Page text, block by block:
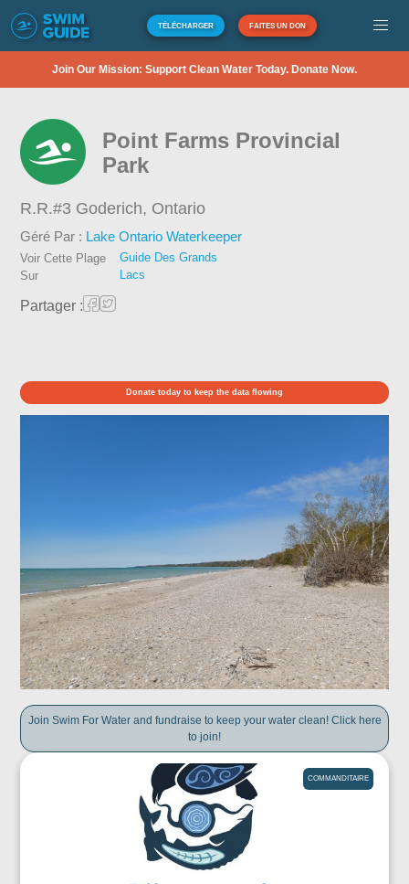
TÉLÉCHARGER FAITES UN DON
Join Our Mission: Support Clean Water Today. Donate Now.
Point Farms Provincial
Park
R.R.#3 Goderich, Ontario
Géré Par : Lake Ontario Waterkeeper
Voir Cette Plage
Sur
Guide Des Grands
Lacs
Partager :
Donate today to keep the data flowing
Join Swim For Water and fundraise to keep your water clean! Click here
to join!
COMMANDITAIRE